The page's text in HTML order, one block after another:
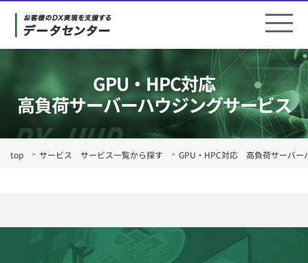
GPU・HPC対応
高負荷サーバーハウジングサービス
top サービス サービス一覧から探す GPU・HPC対応 高負荷サーバー